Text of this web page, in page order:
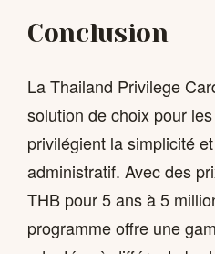
Conclusion
La Thailand Privilege
solution de choix pour
privilégient la simplicité
administratif. Avec des
THB pour 5 ans à 5
programme offre une